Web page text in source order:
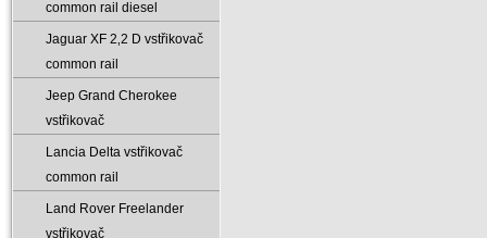
common rail diesel
Jaguar XF 2‚2 D vstřikovač
common rail
Jeep Grand Cherokee
vstřikovač
Lancia Delta vstřikovač
common rail
Land Rover Freelander
vstřikovač